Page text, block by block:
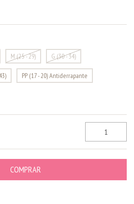
M (25 - 29) G (30 - 34)
PP (17 - 20) Antiderrapante